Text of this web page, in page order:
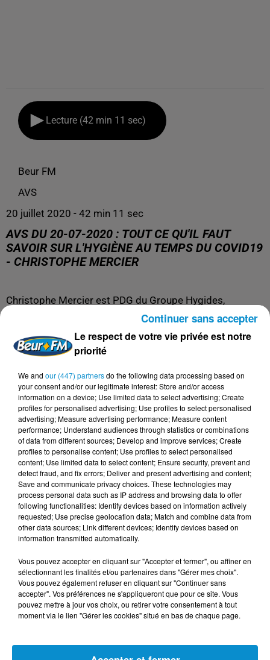
Lecture (42 min 11 sec)
Beur FM
AVS
20 juillet 2020 - 42 min 11 sec
AVS DU 20-07-2020 : TOUT CE QU'IL FAUT
SAVOIR SUR L'HYGIÈNE AU TEMPS DU COVID19
- CHRISTOPHE MERCIER
Christophe Mercier est PDG du Groupe Hygides,
microbiologiste, hygiéniste, naturopathe, spécialiste de
la prévention des infections et animateur principal de la
chaîne Hygides TV :http://www.hygides-sante.com/
Facebook Hygides TV :
https://www.facebook.com/hygidestv/
Facebook Hygides Santé :
https://www.facebook.com/hygides.sante/
DERNIERS PODCASTS
Le respect de votre vie privée est notre
priorité
We and our (447) partnersdo the following data processing based on
your consent and/or our legitimate interest: Store and/or access
information on a device; Use limited data to select advertising; Create
profiles for personalised advertising; Use profiles to select personalised
advertising; Measure advertising performance; Measure content
performance; Understand audiences through statistics or combinations
of data from different sources; Develop and improve services; Create
profiles to personalise content; Use profiles to select personalised
content; Use limited data to select content; Ensure security, prevent and
detect fraud, and fix errors; Deliver and present advertising and content;
Save and communicate privacy choices. These technologies may
process personal data such as IP address and browsing data to offer
following functionalities: Identify devices based on information actively
requested; Use precise geolocation data; Match and combine data from
other data sources; Link different devices; Identify devices based on
information transmitted automatically.
Vous pouvez accepter en cliquant sur "Accepter et fermer", ou affiner en
sélectionnant les finalités et/ou partenaires dans "Gérer mes choix".
Vous pouvez également refuser en cliquant sur "Continuer sans
accepter". Vos préférences ne s'appliqueront que pour ce site. Vous
pouvez mettre à jour vos choix, ou retirer votre consentement à tout
moment via le lien "Gérer les cookies" situé en bas de chaque page.
Continuer sans accepter